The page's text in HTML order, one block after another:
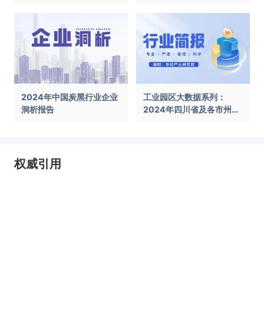
2024年中国炭黑行业企业
洞析报告
工业园区大数据系列：
2024年四川省及各市州工
权威引用